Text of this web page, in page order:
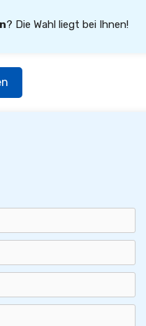
? Die Wahl liegt bei Ihnen!